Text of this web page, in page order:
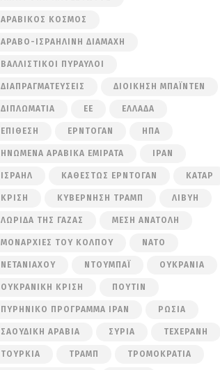
ΑΡΑΒΙΚΌΣ ΚΌΣΜΟΣ
ΑΡΑΒΟ-ΙΣΡΑΗΛΙΝΉ ΔΙΑΜΆΧΗ
ΒΑΛΛΙΣΤΙΚΟΊ ΠΎΡΑΥΛΟΙ
ΔΙΑΠΡΑΓΜΑΤΕΎΣΕΙΣ ΔΙΟΊΚΗΣΗ ΜΠΆΙΝΤΕΝ
ΔΙΠΛΩΜΑΤΊΑ ΕΕ ΕΛΛΆΔΑ
ΕΠΊΘΕΣΗ ΕΡΝΤΟΓΆΝ ΗΠΑ
ΗΝΩΜΈΝΑ ΑΡΑΒΙΚΆ ΕΜΙΡΆΤΑ ΙΡΆΝ
ΙΣΡΑΉΛ ΚΑΘΕΣΤΏΣ ΕΡΝΤΟΓΆΝ ΚΑΤΆΡ
ΚΡΊΣΗ ΚΥΒΈΡΝΗΣΗ ΤΡΑΜΠ ΛΙΒΎΗ
ΛΩΡΊΔΑ ΤΗΣ ΓΆΖΑΣ ΜΈΣΗ ΑΝΑΤΟΛΉ
ΜΟΝΑΡΧΊΕΣ ΤΟΥ ΚΌΛΠΟΥ ΝΑΤΟ
ΝΕΤΑΝΙΆΧΟΥ ΝΤΟΥΜΠΆΙ ΟΥΚΡΑΝΊΑ
ΟΥΚΡΑΝΙΚΉ ΚΡΊΣΗ ΠΟΎΤΙΝ
ΠΥΡΗΝΙΚΌ ΠΡΌΓΡΑΜΜΑ ΙΡΆΝ ΡΩΣΊΑ
ΣΑΟΥΔΙΚΉ ΑΡΑΒΊΑ ΣΥΡΊΑ ΤΕΧΕΡΆΝΗ
ΤΟΥΡΚΊΑ ΤΡΑΜΠ ΤΡΟΜΟΚΡΑΤΊΑ